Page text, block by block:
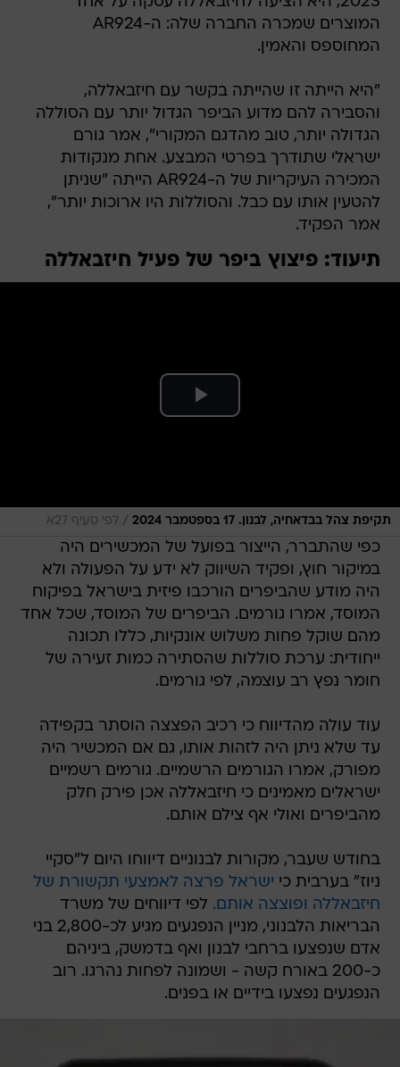
המוצרים שמכרה החברה שלה: ה-AR924
המחוספס והאמין.
"היא הייתה זו שהייתה בקשר עם חיזבאללה,
והסבירה להם מדוע הביפר הגדול יותר עם הסוללה
הגדולה יותר, טוב מהדגם המקורי", אמר גורם
ישראלי שתודרך בפרטי המבצע. אחת מנקודות
המכירה העיקריות של ה-AR924 הייתה "שניתן
להטעין אותו עם כבל. והסוללות היו ארוכות יותר",
אמר הפקיד.
תיעוד: פיצוץ ביפר של פעיל חיזבאללה
תקיפת צהל בבדאחיה, לבנון. 17 בספטמבר 2024 / לפי סעיף 27א
כפי שהתברר, הייצור בפועל של המכשירים היה
במיקור חוץ, ופקיד השיווק לא ידע על הפעולה ולא
היה מודע שהביפרים הורכבו פיזית בישראל בפיקוח
המוסד, אמרו גורמים. הביפרים של המוסד, שכל אחד
מהם שוקל פחות משלוש אונקיות, כללו תכונה
ייחודית: ערכת סוללות שהסתירה כמות זעירה של
חומר נפץ רב עוצמה, לפי גורמים.
עוד עולה מהדיווח כי רכיב הפצצה הוסתר בקפידה
עד שלא ניתן היה לזהות אותו, גם אם המכשיר היה
מפורק, אמרו הגורמים הרשמיים. גורמים רשמיים
ישראלים מאמינים כי חיזבאללה אכן פירק חלק
מהביפרים ואולי אף צילם אותם.
בחודש שעבר, מקורות לבנוניים דיווחו היום ל"סקיי
ניוז" בערבית כי ישראל פרצה לאמצעי תקשורת של
חיזבאללה ופוצצה אותם. לפי דיווחים של משרד
הבריאות הלבנוני, מניין הנפגעים מגיע לכ-2,800 בני
אדם שנפצעו ברחבי לבנון ואף בדמשק, ביניהם
כ-200 באורח קשה - ושמונה לפחות נהרגו. רוב
הנפגעים נפצעו בידיים או בפנים.